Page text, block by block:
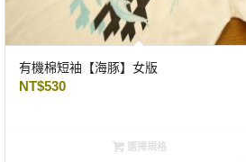
有機棉短袖【海豚】女版
NT$530
選擇規格